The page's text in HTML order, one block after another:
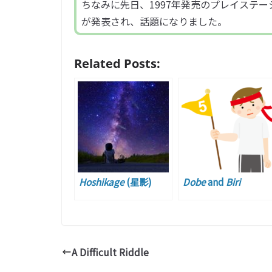
ちなみに先日、1997年発売のプレイステ
が発表され、話題になりました。
Related Posts:
Hoshikage(星影) Dobeand Biri
A Difficult Riddle